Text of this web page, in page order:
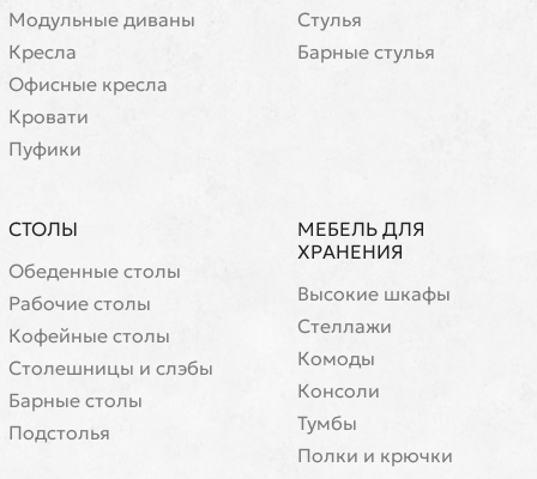
Модульные диваны
Кресла
Офисные кресла
Кровати
Пуфики
Стулья
Барные стулья
СТОЛЫ
Обеденные столы
Рабочие столы
Кофейные столы
Cтолешницы и слэбы
Барные столы
Подстолья
МЕБЕЛЬ ДЛЯ
ХРАНЕНИЯ
Высокие шкафы
Стеллажи
Комоды
Консоли
Тумбы
Полки и крючки